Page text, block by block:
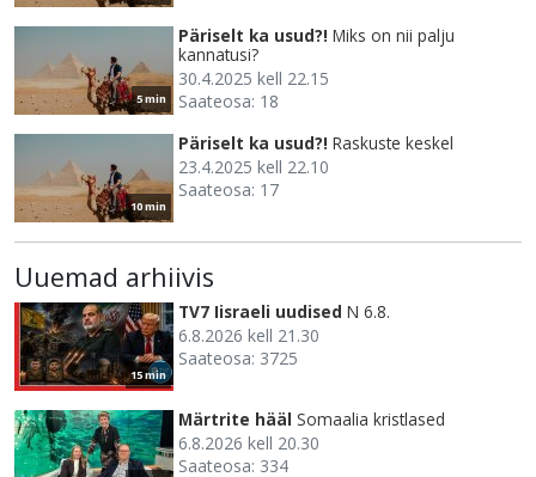
5 min
Päriselt ka usud?! Miks on nii palju
kannatusi?
30.4.2025 kell 22.15
Saateosa: 18
10 min
Päriselt ka usud?! Raskuste keskel
23.4.2025 kell 22.10
Saateosa: 17
Uuemad arhiivis
15 min
TV7 Iisraeli uudised N 6.8.
6.8.2026 kell 21.30
Saateosa: 3725
Märtrite hääl Somaalia kristlased
6.8.2026 kell 20.30
Saateosa: 334